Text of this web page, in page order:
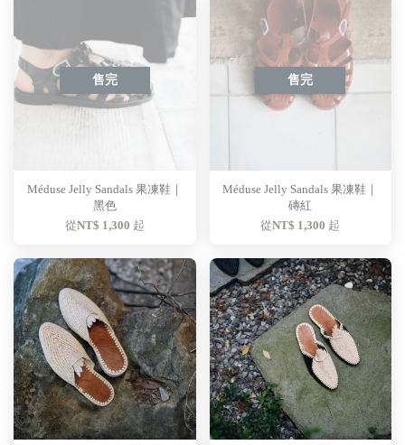
售完
Méduse Jelly Sandals 果凍鞋｜
黑色
從NT$ 1,300 起
售完
Méduse Jelly Sandals 果凍鞋｜
磚紅
從NT$ 1,300 起